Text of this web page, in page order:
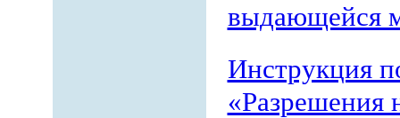
выдающейся
Инструкция
«Разрешения